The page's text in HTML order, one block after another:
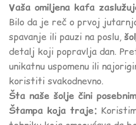
Vaša omiljena kafa
Bilo da je reč o prvoj
spavanje ili pauzi na poslu,
detalj koji popravlja dan.
unikatnu uspomenu ili
koristiti svakodnevno.
Šta naše šolje čini
Štampa koja traje: